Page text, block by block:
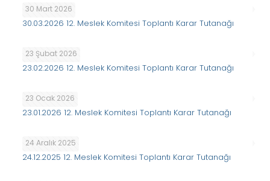
30 Mart 2026
30.03.2026 12. Meslek Komitesi Toplantı Karar Tutanağı
23 Şubat 2026
23.02.2026 12. Meslek Komitesi Toplantı Karar Tutanağı
23 Ocak 2026
23.01.2026 12. Meslek Komitesi Toplantı Karar Tutanağı
24 Aralık 2025
24.12.2025 12. Meslek Komitesi Toplantı Karar Tutanağı